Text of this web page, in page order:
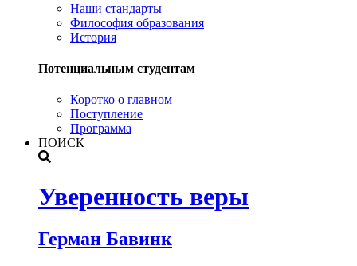
Наши стандарты
Философия образования
История
Потенциальным студентам
Коротко о главном
Поступление
Программа
ПОИСК
Уверенность веры
Герман Бавинк